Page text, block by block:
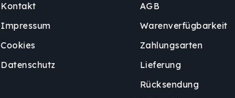
AGB
Warenverfügbarkeit
Zahlungsarten
Lieferung
Rücksendung
Kontakt
Impressum
Cookies
Datenschutz